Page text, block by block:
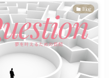
Blog